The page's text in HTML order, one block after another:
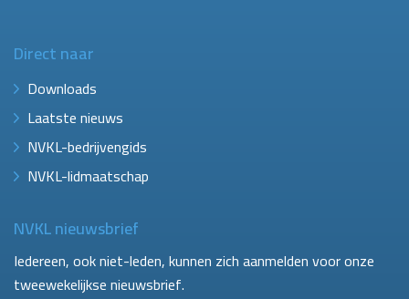
Direct naar
Downloads
Laatste nieuws
NVKL-bedrijvengids
NVKL-lidmaatschap
NVKL nieuwsbrief
Iedereen, ook niet-leden, kunnen zich aanmelden voor onze
tweewekelijkse nieuwsbrief.